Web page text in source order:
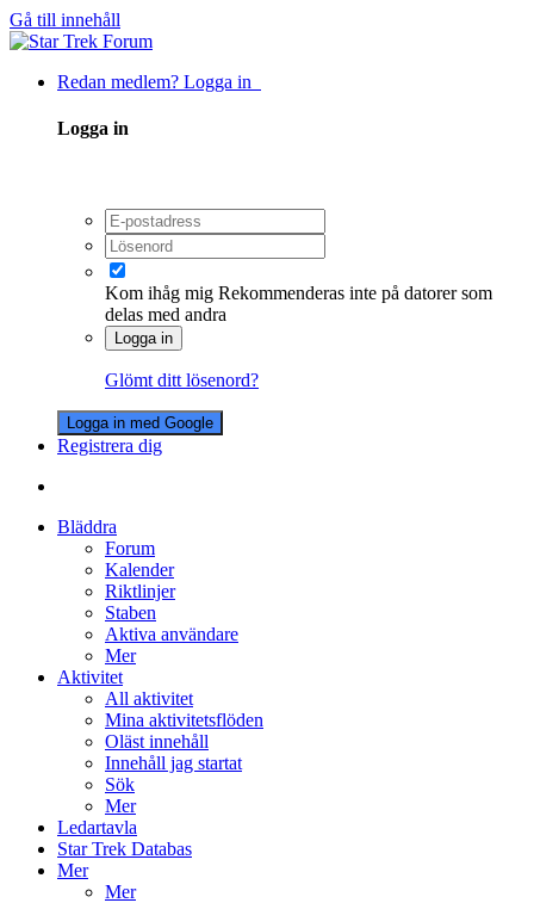
Gå till innehåll
Redan medlem? Logga in
Logga in
Kom ihåg mig Rekommenderas inte på datorer som
delas med andra
Logga in
Glömt ditt lösenord?
Logga in med Google
Registrera dig
Bläddra
Forum
Kalender
Riktlinjer
Staben
Aktiva användare
Mer
Aktivitet
All aktivitet
Mina aktivitetsflöden
Oläst innehåll
Innehåll jag startat
Sök
Mer
Ledartavla
Star Trek Databas
Mer
Mer